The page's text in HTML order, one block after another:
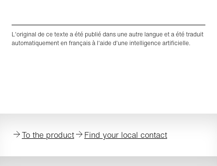
L'original de ce texte a été publié dans une autre langue et a été traduit
automatiquement en français à l'aide d'une intelligence artificielle.​
To the product Find your local contact